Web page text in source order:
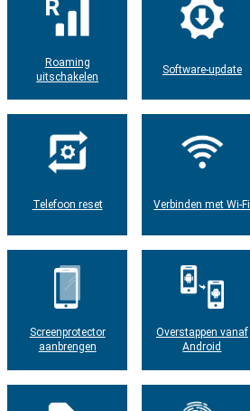
Roaming
uitschakelen
Software-update
Telefoon reset Verbinden met Wi-Fi
Screenprotector
aanbrengen
Overstappen vanaf
Android